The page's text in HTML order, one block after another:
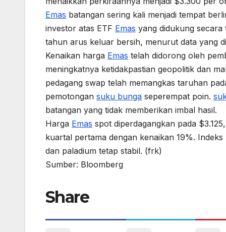
Emas batangan sering kali menjadi tempat
investor atas ETF Emas yang didukung secara
tahun arus keluar bersih, menurut data yang
Kenaikan harga Emas telah didorong oleh
meningkatnya ketidakpastian geopolitik dan
pedagang swap telah memangkas taruhan
pemotongan suku bunga seperempat poin.
batangan yang tidak memberikan imbal hasil.
Harga Emas spot diperdagangkan pada
kuartal pertama dengan kenaikan 19%.
dan paladium tetap stabil. (frk)
Sumber: Bloomberg
Share